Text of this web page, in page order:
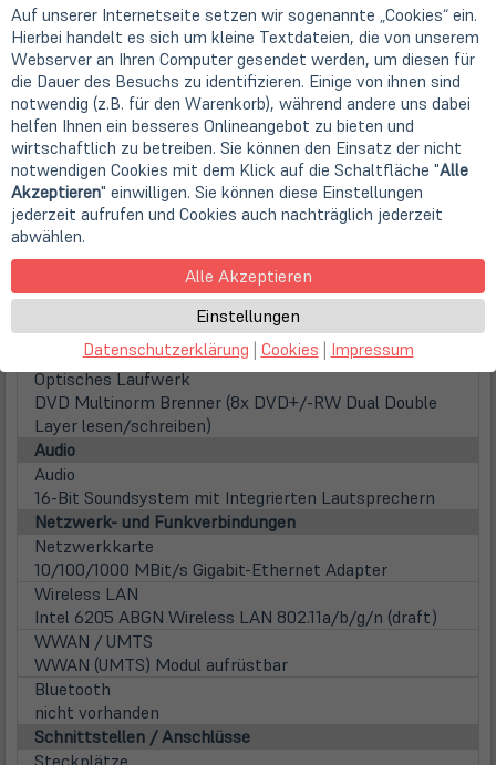
Touchscreen
nicht vorhanden
WebCam
Webcam
integrierte HD WebCam
Hauptspeicher
inst. Speicher
8 GB DDR3 (2x 4 GB)
max. Speicher
16 GB DDR3 (auf 2 Steckplätzen)
Festplatten / Laufwerke
in
320GB - Serial ATA - 7200rpm
Festplattentyp
Festplatte
Optisches Laufwerk
DVD Multinorm Brenner (8x DVD+/-RW Dual Double
Layer lesen/schreiben)
Audio
Audio
16-Bit Soundsystem mit Integrierten Lautsprechern
Netzwerk- und Funkverbindungen
Netzwerkkarte
10/100/1000 MBit/s Gigabit-Ethernet Adapter
Wireless LAN
Intel 6205 ABGN Wireless LAN 802.11a/b/g/n (draft)
WWAN / UMTS
WWAN (UMTS) Modul aufrüstbar
Bluetooth
nicht vorhanden
Schnittstellen / Anschlüsse
Auf unserer Internetseite setzen wir sogenannte „Cookies“ ein.
Hierbei handelt es sich um kleine Textdateien, die von unserem
Webserver an Ihren Computer gesendet werden, um diesen für
die Dauer des Besuchs zu identifizieren. Einige von ihnen sind
notwendig (z.B. für den Warenkorb), während andere uns dabei
helfen Ihnen ein besseres Onlineangebot zu bieten und
wirtschaftlich zu betreiben. Sie können den Einsatz der nicht
notwendigen Cookies mit dem Klick auf die Schaltfläche "Alle
Akzeptieren" einwilligen. Sie können diese Einstellungen
jederzeit aufrufen und Cookies auch nachträglich jederzeit
abwählen.
Alle Akzeptieren
Einstellungen
Datenschutzerklärung | Cookies | Impressum